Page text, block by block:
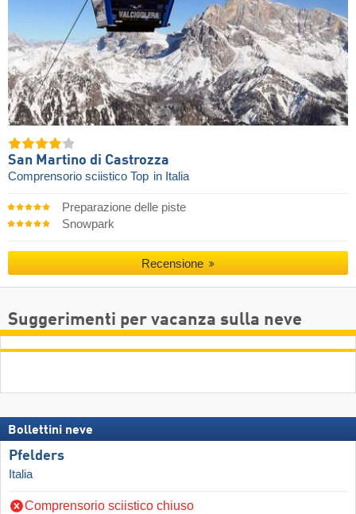
San Martino di Castrozza
Comprensorio sciistico Top in Italia
Preparazione delle piste
Snowpark
Recensione
Suggerimenti per vacanza sulla neve
Bollettini neve
Pfelders
Italia
Comprensorio sciistico chiuso